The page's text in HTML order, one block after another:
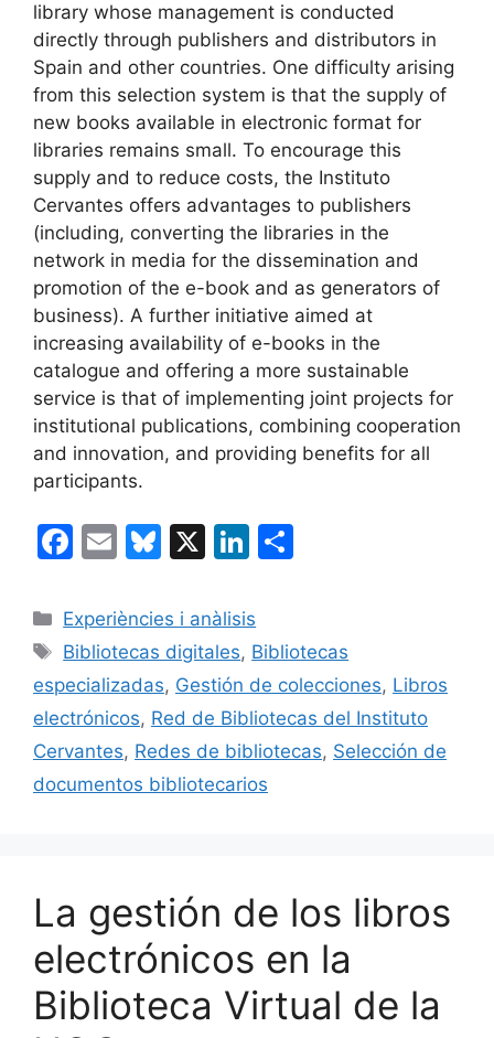
library whose management is conducted
directly through publishers and distributors in
Spain and other countries. One difficulty arising
from this selection system is that the supply of
new books available in electronic format for
libraries remains small. To encourage this
supply and to reduce costs, the Instituto
Cervantes offers advantages to publishers
(including, converting the libraries in the
network in media for the dissemination and
promotion of the e-book and as generators of
business). A further initiative aimed at
increasing availability of e-books in the
catalogue and offering a more sustainable
service is that of implementing joint projects for
institutional publications, combining cooperation
and innovation, and providing benefits for all
participants.
F
c
e
b
o
o
k
E
ai
l
Bl
e
s
k
y
X
Li
k
e
dI
n
p
ar
tir
Categorías
Experiències i anàlisis
Etiquetas
Bibliotecas digitales, Bibliotecas
especializadas, Gestión de colecciones, Libros
electrónicos, Red de Bibliotecas del Instituto
Cervantes, Redes de bibliotecas, Selección de
documentos bibliotecarios
La gestión de los libros
electrónicos en la
Biblioteca Virtual de la